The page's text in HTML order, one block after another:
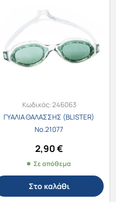
Κωδικός:246063
ΓΥΑΛΙΑ ΘΑΛΑΣΣΗΣ (BLISTER)
Νο.21077
2,90€
Σε απόθεμα
Στο καλάθι